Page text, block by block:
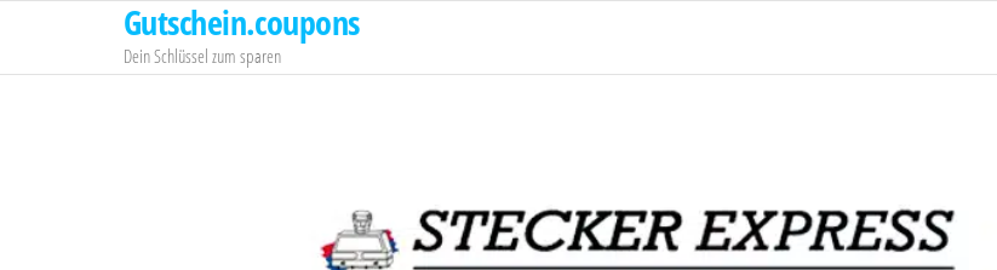
springen
Gutschein.coupons
Dein Schlüssel zum sparen